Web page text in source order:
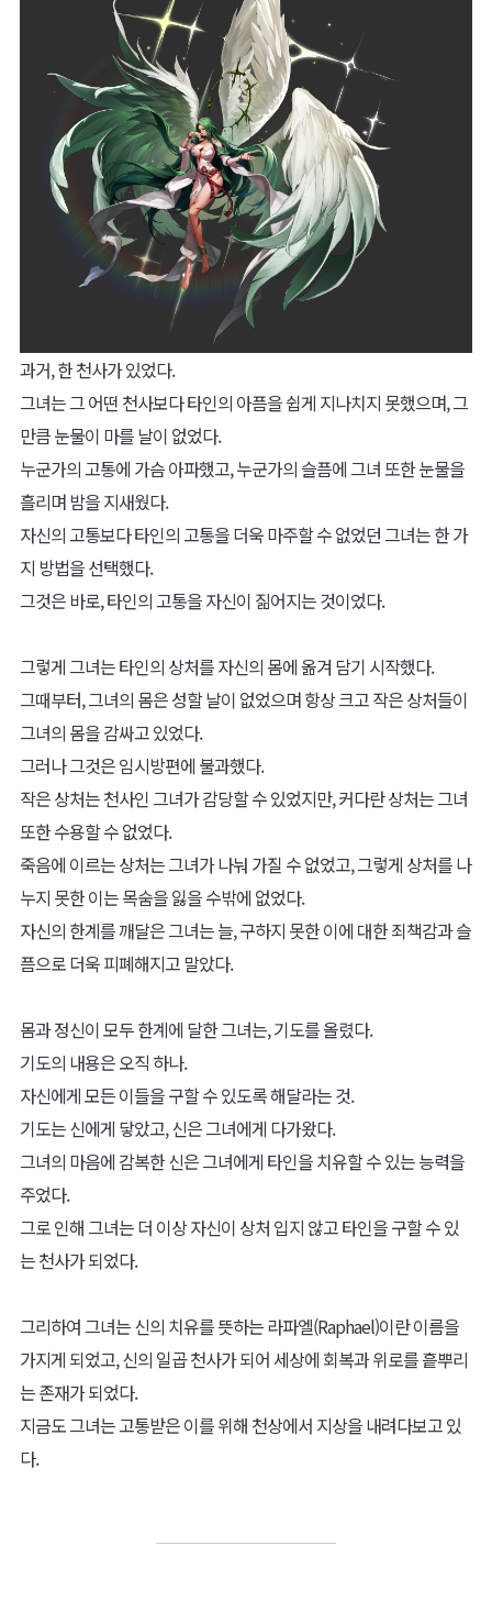
과거, 한 천사가 있었다.
그녀는 그 어떤 천사보다 타인의 아픔을 쉽게 지나치지 못했으며, 그
만큼 눈물이 마를 날이 없었다.
누군가의 고통에 가슴 아파했고, 누군가의 슬픔에 그녀 또한 눈물을
흘리며 밤을 지새웠다.
자신의 고통보다 타인의 고통을 더욱 마주할 수 없었던 그녀는 한 가
지 방법을 선택했다.
그것은 바로, 타인의 고통을 자신이 짊어지는 것이었다.
그렇게 그녀는 타인의 상처를 자신의 몸에 옮겨 담기 시작했다.
그때부터, 그녀의 몸은 성할 날이 없었으며 항상 크고 작은 상처들이
그녀의 몸을 감싸고 있었다.
그러나 그것은 임시방편에 불과했다.
작은 상처는 천사인 그녀가 감당할 수 있었지만, 커다란 상처는 그녀
또한 수용할 수 없었다.
죽음에 이르는 상처는 그녀가 나눠 가질 수 없었고, 그렇게 상처를 나
누지 못한 이는 목숨을 잃을 수밖에 없었다.
자신의 한계를 깨달은 그녀는 늘, 구하지 못한 이에 대한 죄책감과 슬
픔으로 더욱 피폐해지고 말았다.
몸과 정신이 모두 한계에 달한 그녀는, 기도를 올렸다.
기도의 내용은 오직 하나.
자신에게 모든 이들을 구할 수 있도록 해달라는 것.
기도는 신에게 닿았고, 신은 그녀에게 다가왔다.
그녀의 마음에 감복한 신은 그녀에게 타인을 치유할 수 있는 능력을
주었다.
그로 인해 그녀는 더 이상 자신이 상처 입지 않고 타인을 구할 수 있
는 천사가 되었다.
그리하여 그녀는 신의 치유를 뜻하는 라파엘(Raphael)이란 이름을
가지게 되었고, 신의 일곱 천사가 되어 세상에 회복과 위로를 흩뿌리
는 존재가 되었다.
지금도 그녀는 고통받은 이를 위해 천상에서 지상을 내려다보고 있
다.